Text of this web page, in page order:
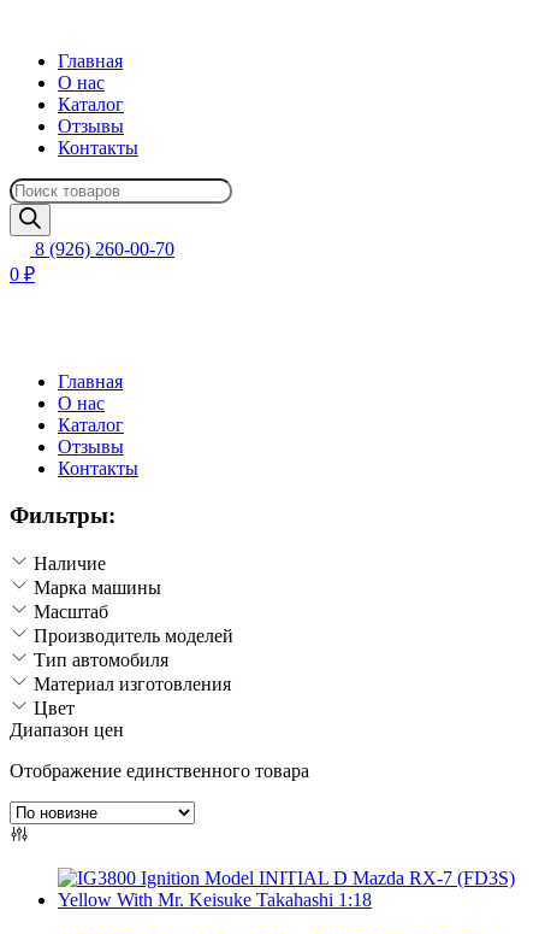
Главная
О нас
Каталог
Отзывы
Контакты
Поиск
товаров
8 (926) 260-00-70
0 ₽
Главная
О нас
Каталог
Отзывы
Контакты
Фильтры:
Наличие
Марка машины
Масштаб
Производитель моделей
Тип автомобиля
Материал изготовления
Цвет
Диапазон цен
Отображение единственного товара